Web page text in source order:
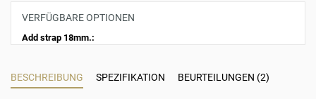
VERFÜGBARE OPTIONEN
Add strap 18mm.:
BESCHREIBUNG SPEZIFIKATION BEURTEILUNGEN (2)